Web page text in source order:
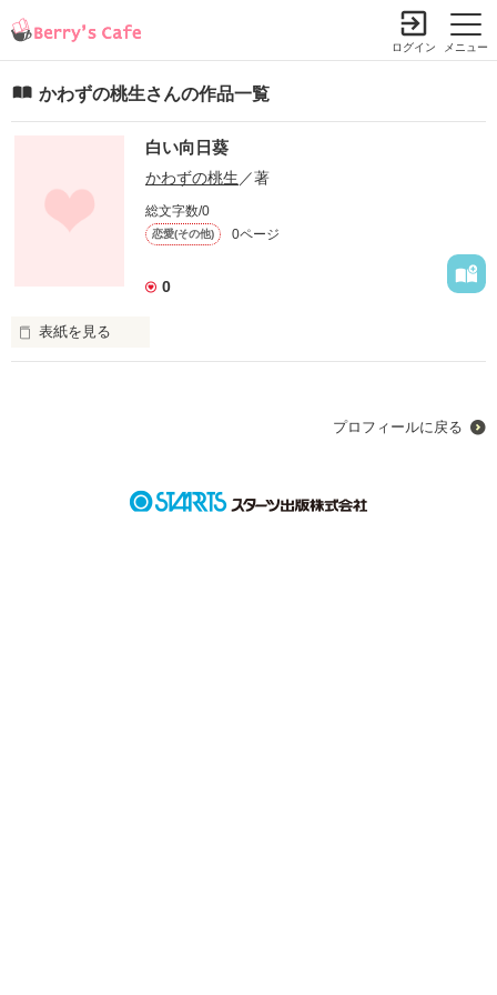
メニュー
ログイン
かわずの桃生さんの作品一覧
白い向日葵
かわずの桃生 ／著
総文字数/0
恋愛(その他) 0ページ
0
表紙を見る
プロフィールに戻る